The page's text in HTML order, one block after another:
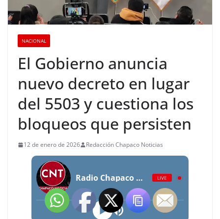
NACIONAL
El Gobierno anuncia
nuevo decreto en lugar
del 5503 y cuestiona los
bloqueos que persisten
12 de enero de 2026 Redacción Chapaco Noticias
Radio Chapaco Noticias Las 24 horas en vivo LIVE